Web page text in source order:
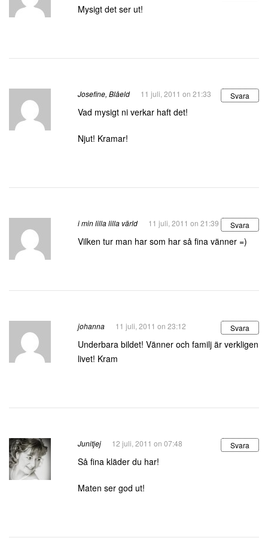
Mysigt det ser ut!
Josefine, Blåeld 11 juli, 2011 on 21:33 Svara
Vad mysigt ni verkar haft det!
Njut! Kramar!
i min lilla lilla värld 11 juli, 2011 on 21:39 Svara
Vilken tur man har som har så fina vänner =)
johanna 11 juli, 2011 on 23:12 Svara
Underbara bildet! Vänner och familj är verkligen
livet! Kram
Junitjej 12 juli, 2011 on 07:48 Svara
Så fina kläder du har!
Maten ser god ut!